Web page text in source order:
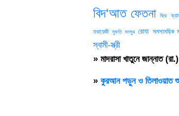
বিদ‘আত ফেতনা বিয়ে
ফরায়েজী মুফতি মনসুর রোযা সমসাময়িক
স্বামী-স্ত্রী
» মাদরাসা খাতুনে জান্নাত
» কুরআন পড়ুন ও তিলাওয়াত